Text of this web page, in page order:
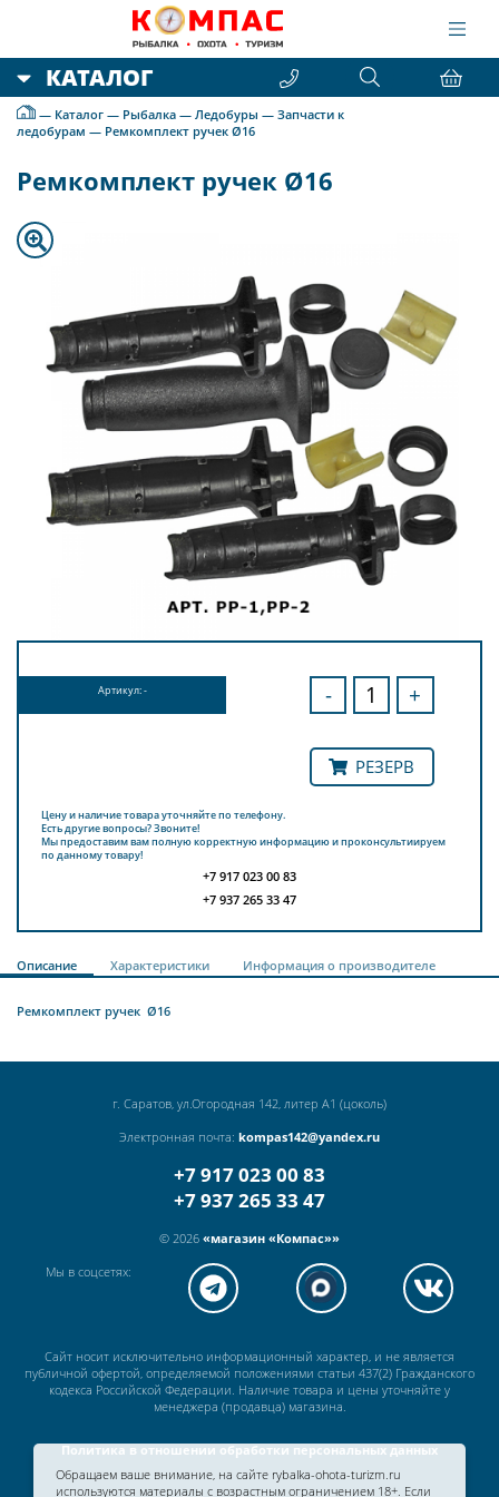
КАТАЛОГ
— Каталог — Рыбалка — Ледобуры — Запчасти к
ледобурам — Ремкомплект ручек Ø16
Ремкомплект ручек Ø16
Артикул: - - +
РЕЗЕРВ
Цену и наличие товара уточняйте по телефону.
Есть другие вопросы? Звоните!
Мы предоставим вам полную корректную информацию и проконсультиируем
по данному товару!
+7 917 023 00 83
+7 937 265 33 47
Описание Характеристики Информация о производителе
Ремкомплект ручек Ø16
г. Саратов, ул.Огородная 142, литер А1 (цоколь)
Электронная почта: kompas142@yandex.ru
+7 917 023 00 83
+7 937 265 33 47
© 2026 «магазин «Компас»»
Мы в соцсетях:
Сайт носит исключительно информационный характер, и не является
публичной офертой, определяемой положениями статьи 437(2) Гражданского
кодекса Российской Федерации. Наличие товара и цены уточняйте у
менеджера (продавца) магазина.
Политика в отношении обработки персональных данных
Обращаем ваше внимание, на сайте rybalka-ohota-turizm.ru
используются материалы с возрастным ограничением 18+. Если